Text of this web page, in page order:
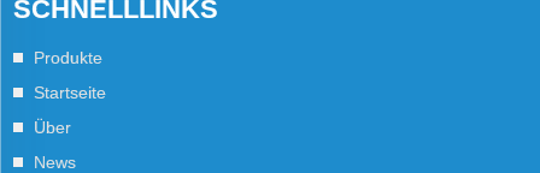
SCHNELLLINKS
Produkte
Startseite
Über
News